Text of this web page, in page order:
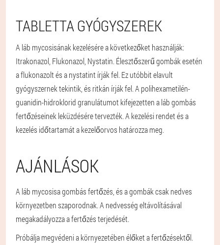
TABLETTA GYÓGYSZEREK
A láb mycosisának kezelésére a következőket használják:
Itrakonazol, Flukonazol, Nystatin. Élesztőszerű gombák esetén
a flukonazolt és a nystatint írják fel. Ez utóbbit elavult
gyógyszernek tekintik, és ritkán írják fel. A polihexametilén-
guanidin-hidroklorid granulátumot kifejezetten a láb gombás
fertőzéseinek leküzdésére tervezték. A kezelési rendet és a
kezelés időtartamát a kezelőorvos határozza meg.
AJÁNLÁSOK
A láb mycosisa gombás fertőzés, és a gombák csak nedves
környezetben szaporodnak. A nedvesség eltávolításával
megakadályozza a fertőzés terjedését.
Próbálja megvédeni a környezetében élőket a fertőzésektől.